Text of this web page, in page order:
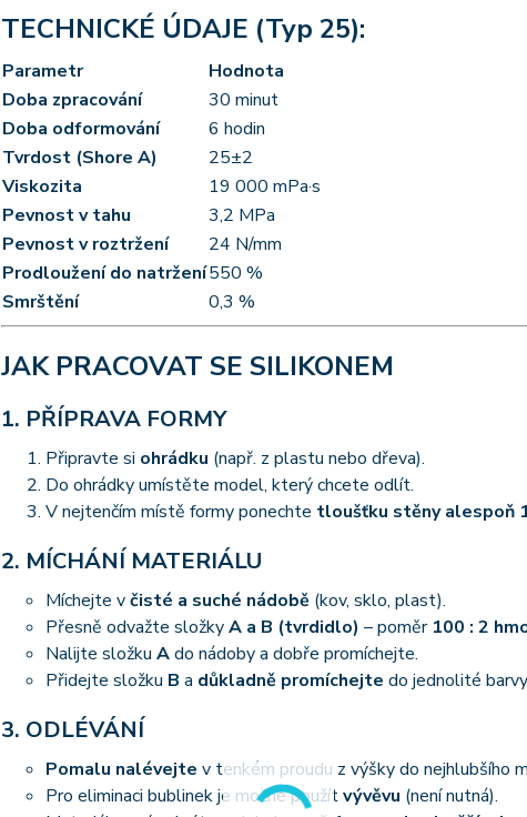
TECHNICKÉ ÚDAJE (Typ 25):
Parametr
Hodnota
Doba zpracování
30 minut
Doba odformování
6 hodin
Tvrdost (Shore A)
25±2
Viskozita
19 000 mPa·s
Pevnost v tahu
3,2 MPa
Pevnost v roztržení
24 N/mm
Prodloužení do natržení550 %
Smrštění
0,3 %
JAK PRACOVAT SE SILIKONEM
1. PŘÍPRAVA FORMY
Připravte si ohrádku (např. z plastu nebo dřeva).
Do ohrádky umístěte model, který chcete odlít.
V nejtenčím místě formy ponechte tloušťku stěny alespoň
2. MÍCHÁNÍ MATERIÁLU
Míchejte včisté a suché nádobě (kov, sklo, plast).
Přesně odvažte složkyA a B (tvrdidlo) – poměr 100 : 2
Nalijte složku Ado nádoby a dobře promíchejte.
Přidejte složku B a důkladně promíchejte do jednolité
3. ODLÉVÁNÍ
Pomalu nalévejte v tenkém proudu z výšky do nejhlubšího
Pro eliminaci bublinek je možné použítvývěvu (není nutná).